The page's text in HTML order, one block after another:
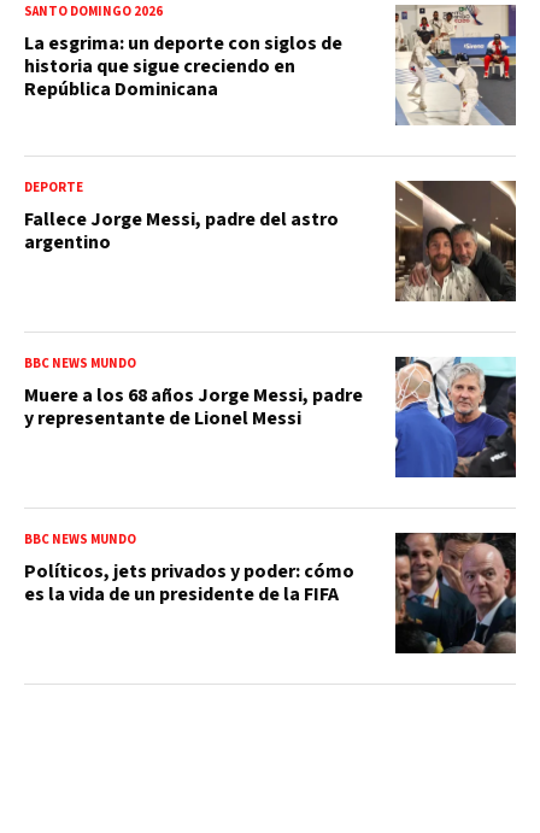
SANTO DOMINGO 2026
La esgrima: un deporte con siglos de
historia que sigue creciendo en
República Dominicana
DEPORTE
Fallece Jorge Messi, padre del astro
argentino
BBC NEWS MUNDO
Muere a los 68 años Jorge Messi, padre
y representante de Lionel Messi
BBC NEWS MUNDO
Políticos, jets privados y poder: cómo
es la vida de un presidente de la FIFA